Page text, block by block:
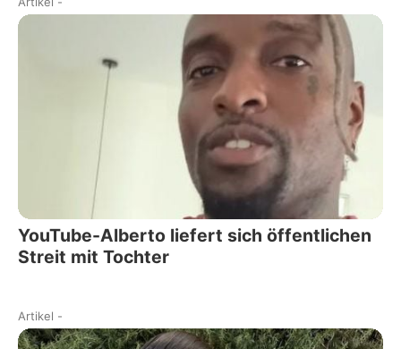
YouTube-Alberto liefert sich öffentlichen
Streit mit Tochter
Artikel -